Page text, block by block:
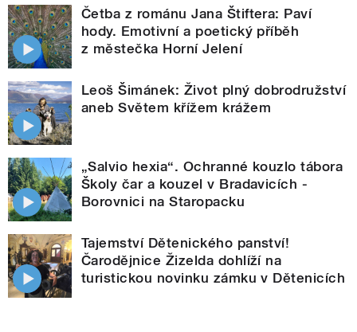
Četba z románu Jana Štiftera: Paví
hody. Emotivní a poetický příběh
z městečka Horní Jelení
Leoš Šimánek: Život plný dobrodružství
aneb Světem křížem krážem
„Salvio hexia“. Ochranné kouzlo tábora
Školy čar a kouzel v Bradavicích -
Borovnici na Staropacku
Tajemství Dětenického panství!
Čarodějnice Žizelda dohlíží na
turistickou novinku zámku v Dětenicích